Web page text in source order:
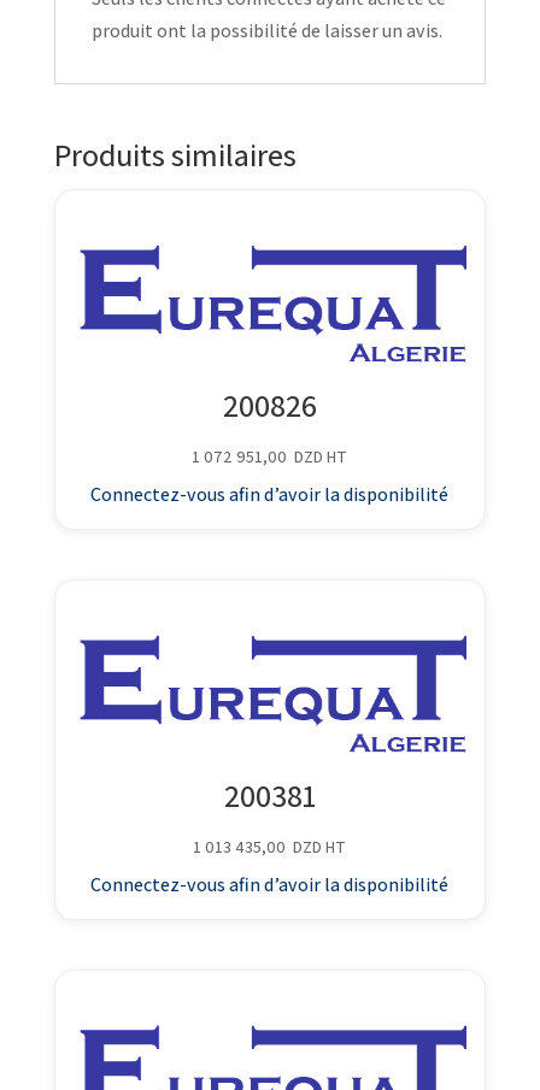
produit ont la possibilité de laisser un avis.
Produits similaires
200826
1 072 951,00 DZD HT
Connectez-vous afin d’avoir la disponibilité
200381
1 013 435,00 DZD HT
Connectez-vous afin d’avoir la disponibilité